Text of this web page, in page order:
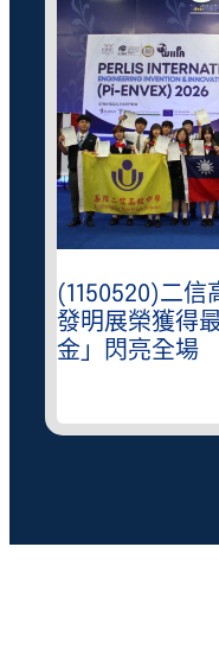
(1150520)二信
發明展榮獲得
金」閃亮全場